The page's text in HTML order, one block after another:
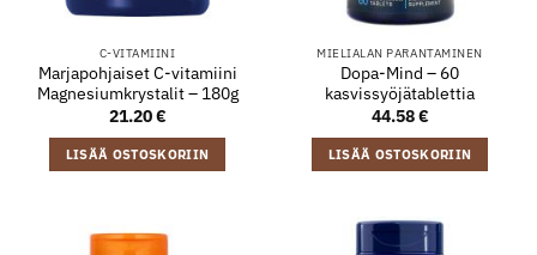
C-VITAMIINI
Marjapohjaiset C-vitamiini
Magnesiumkrystalit – 180g
21.20€
LISÄÄ OSTOSKORIIN
MIELIALAN PARANTAMINEN
Dopa-Mind – 60
kasvissyöjätablettia
44.58€
LISÄÄ OSTOSKORIIN